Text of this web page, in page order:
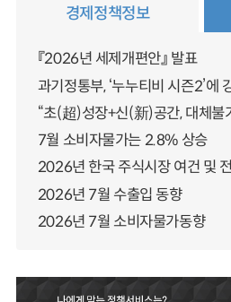
경제정책정보
『2026년 세제개편안』 발표
과기정통부, ‘누누티비 시즌2’에
“초(超)성장+신(新)공간, 대체불
7월 소비자물가는 2.8% 상승
2026년 한국 주식시장 여건 및
2026년 7월 수출입 동향
2026년 7월 소비자물가동향